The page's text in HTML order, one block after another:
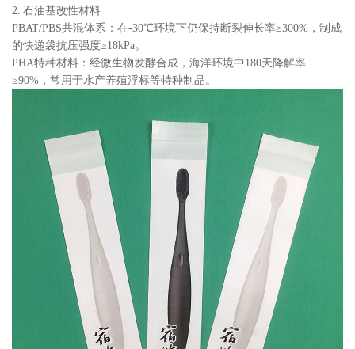
2. 石油基改性材料
PBAT/PBS共混体系：在-30℃环境下仍保持断裂伸长率≥300%，制成
的快递袋抗压强度≥18kPa。
PHA特种材料：经微生物发酵合成，海洋环境中180天降解率
≥90%，常用于水产养殖浮标等特种制品。